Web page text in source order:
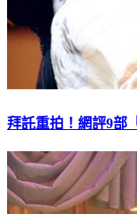
拜託重拍！網評9部